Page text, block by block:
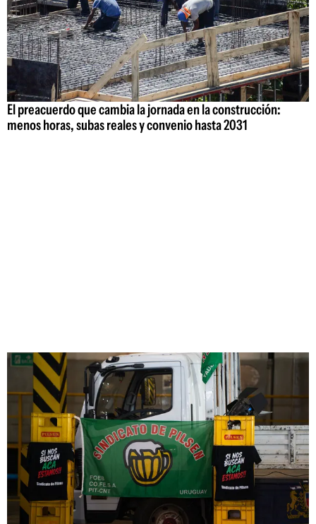
El preacuerdo que cambia la jornada en la construcción:
menos horas, subas reales y convenio hasta 2031